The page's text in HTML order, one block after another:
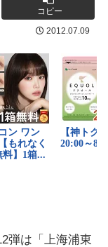
コピー
2012.07.09
弾は「上海浦東